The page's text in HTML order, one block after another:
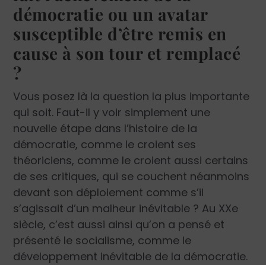
démocratie ou un avatar
susceptible d’être remis en
cause à son tour et remplacé
?
Vous posez là la question la plus importante
qui soit. Faut-il y voir simplement une
nouvelle étape dans l’histoire de la
démocratie, comme le croient ses
théoriciens, comme le croient aussi certains
de ses critiques, qui se couchent néanmoins
devant son déploiement comme s’il
s’agissait d’un malheur inévitable ? Au XXe
siècle, c’est aussi ainsi qu’on a pensé et
présenté le socialisme, comme le
développement inévitable de la démocratie.